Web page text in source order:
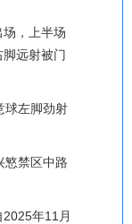
，上半场
远射被门
左脚劲射
禁区中路
年11月